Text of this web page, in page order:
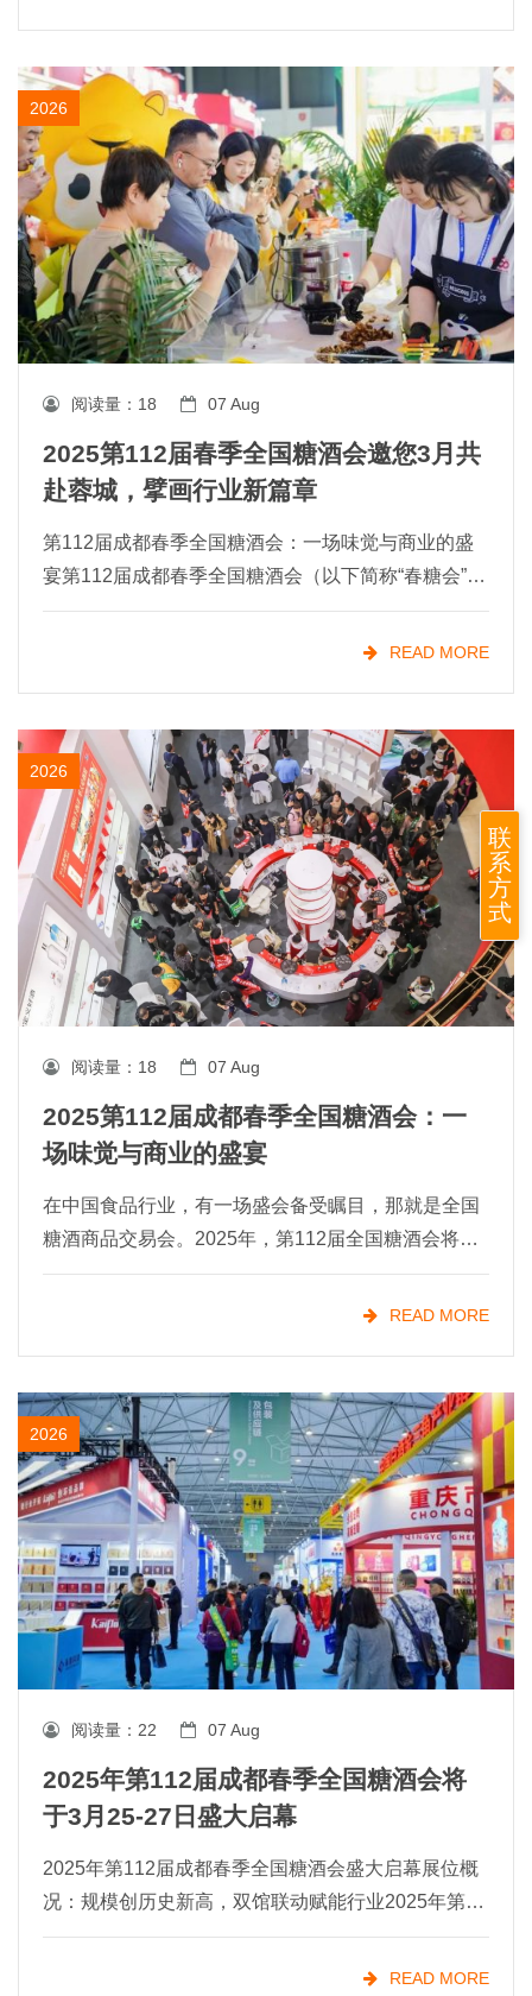
2026
阅读量： 18 07 Aug
2025第112届春季全国糖酒会邀您3月共
赴蓉城，擘画行业新篇章
第112届成都春季全国糖酒会：一场味觉与商业的盛
宴第112届成都春季全国糖酒会（以下简称“春糖会”）
将于2025年03月25-27日在成都市盛大开幕。2025成
都春糖将吸引6600多家来自全国各地的食 READ MORE
2026
阅读量： 18 07 Aug
2025第112届成都春季全国糖酒会：一
场味觉与商业的盛宴
在中国食品行业，有一场盛会备受瞩目，那就是全国
糖酒商品交易会。2025年，第112届全国糖酒会将在
成都盛大举行，这场盛会不仅是一个展览，更是行业
交流、合作与创新的重要平台。我们诚挚地邀请*的食
READ MORE
2026
阅读量： 22 07 Aug
2025年第112届成都春季全国糖酒会将
于3月25-27日盛大启幕
2025年第112届成都春季全国糖酒会盛大启幕展位概
况：规模创历史新高，双馆联动赋能行业2025年第11
2届成都春季全国糖酒会将于3月25日至27日在中国西
部国际博览城（食品类）与成都世纪城新国际会展
READ MORE
联
系
方
式